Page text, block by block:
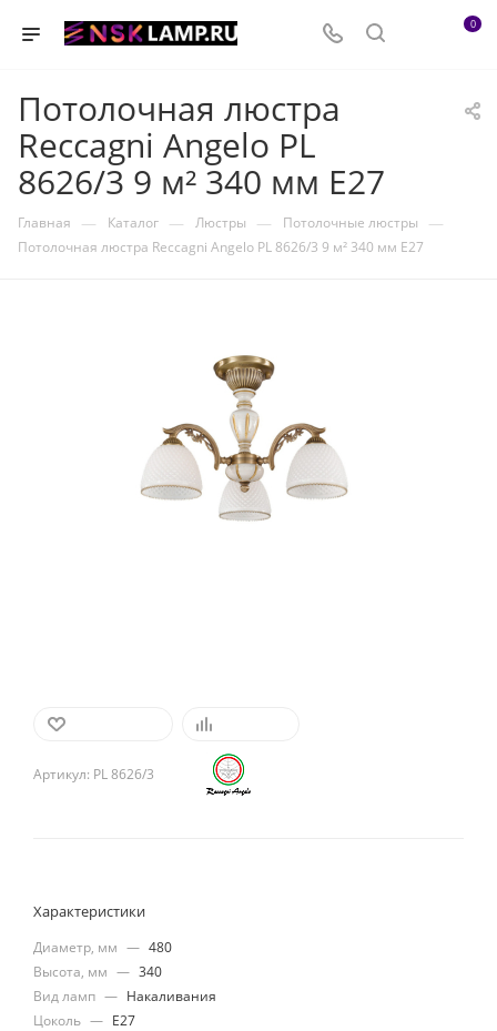
0
Потолочная люстра
Reccagni Angelo PL
8626/3 9 м² 340 мм E27
Главная — Каталог — Люстры — Потолочные люстры —
Потолочная люстра Reccagni Angelo PL 8626/3 9 м² 340 мм E27
Артикул: PL 8626/3
Характеристики
Диаметр, мм — 480
Высота, мм — 340
Вид ламп — Накаливания
Цоколь — E27